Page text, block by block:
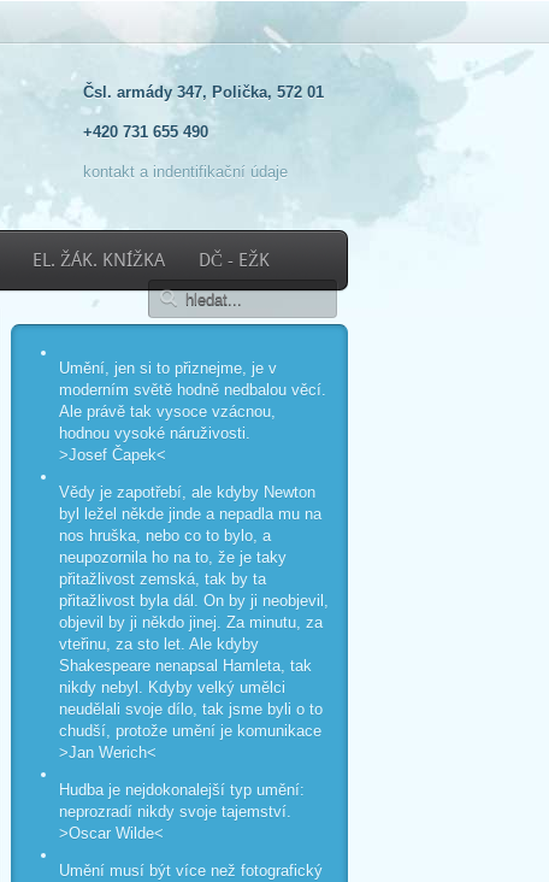
Čsl. armády 347, Polička, 572 01
+420 731 655 490
kontakt a indentifikační údaje
EL. ŽÁK. KNÍŽKA DČ - EŽK
Umění, jen si to přiznejme, je v
moderním světě hodně nedbalou věcí.
Ale právě tak vysoce vzácnou,
hodnou vysoké náruživosti.
>Josef Čapek<
Vědy je zapotřebí, ale kdyby Newton
byl ležel někde jinde a nepadla mu na
nos hruška, nebo co to bylo, a
neupozornila ho na to, že je taky
přitažlivost zemská, tak by ta
přitažlivost byla dál. On by ji neobjevil,
objevil by ji někdo jinej. Za minutu, za
vteřinu, za sto let. Ale kdyby
Shakespeare nenapsal Hamleta, tak
nikdy nebyl. Kdyby velký umělci
neudělali svoje dílo, tak jsme byli o to
chudší, protože umění je komunikace
>Jan Werich<
Hudba je nejdokonalejší typ umění:
neprozradí nikdy svoje tajemství.
>Oscar Wilde<
Umění musí být více než fotografický